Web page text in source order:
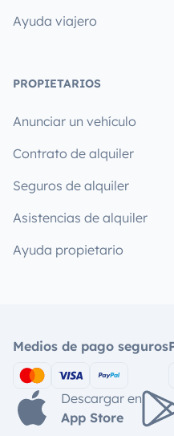
Ayuda viajero
PROPIETARIOS
Anunciar un vehículo
Contrato de alquiler
Seguros de alquiler
Asistencias de alquiler
Ayuda propietario
Medios de pago seguros
Descargar en
App Store